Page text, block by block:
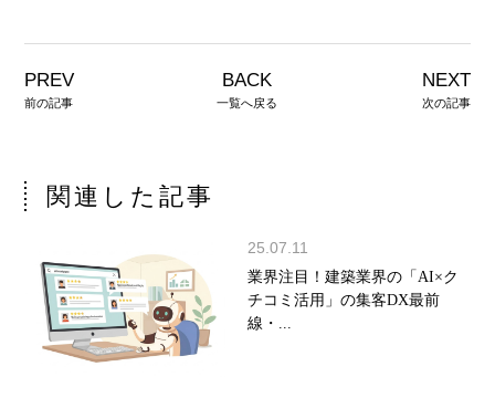
PREV
前の記事
BACK
一覧へ戻る
NEXT
次の記事
関連した記事
25.07.11
業界注目！建築業界の「AI×ク
チコミ活用」の集客DX最前
線・...